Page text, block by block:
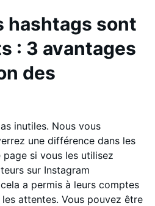
hashtags sont
: 3 avantages
des
inutiles. Nous vous
une différence dans les
si vous les utilisez
sur Instagram
a permis à leurs comptes
attentes. Vous pouvez être